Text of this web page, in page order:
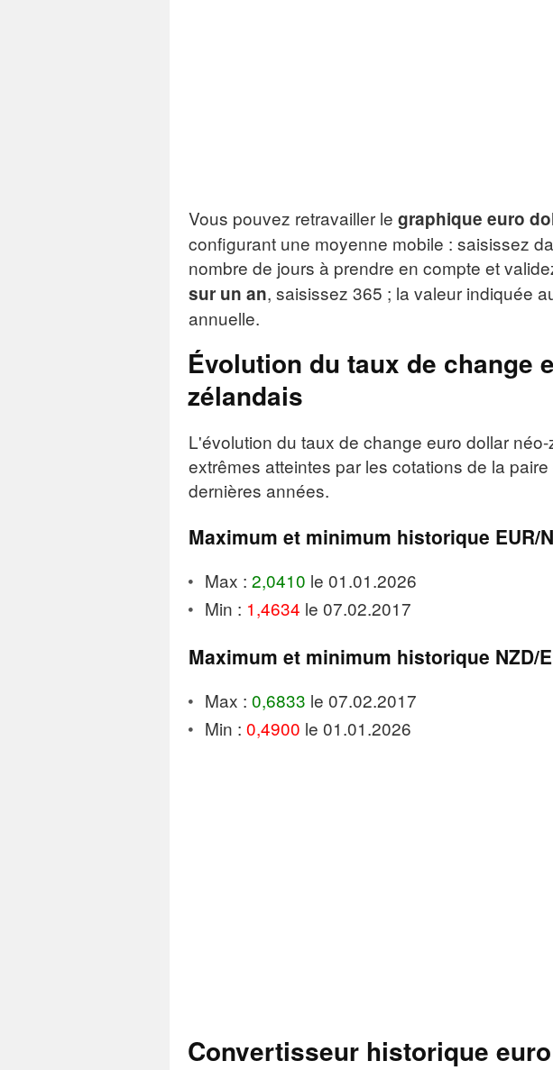
Vous pouvez retravailler le graphique euro
configurant une moyenne mobile : saisissez
nombre de jours à prendre en compte et
sur un an, saisissez 365 ; la valeur indiquée
annuelle.
Évolution du taux de change
zélandais
L'évolution du taux de change euro dollar
extrêmes atteintes par les cotations de la
dernières années.
Maximum et minimum historique EUR/
Max : 2,0410 le 01.01.2026
Min : 1,4634 le 07.02.2017
Maximum et minimum historique NZD/
Max : 0,6833 le 07.02.2017
Min : 0,4900 le 01.01.2026
Convertisseur historique